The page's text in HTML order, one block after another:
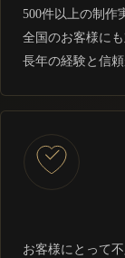
500件以上の制作
全国のお客様にも
長年の経験と信
お客様にとって